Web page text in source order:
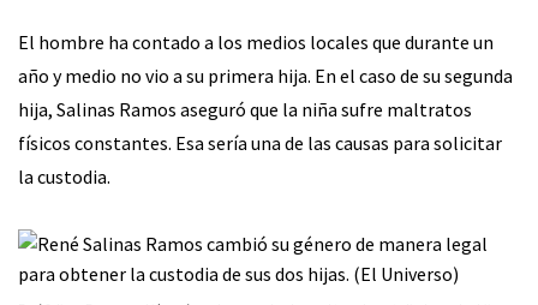
El hombre ha contado a los medios locales que durante un
año y medio no vio a su primera hija. En el caso de su segunda
hija, Salinas Ramos aseguró que la niña sufre maltratos
físicos constantes. Esa sería una de las causas para solicitar
la custodia.